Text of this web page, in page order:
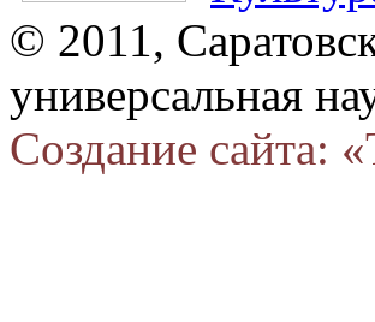
© 2011,
универсальная
Создание сайта: